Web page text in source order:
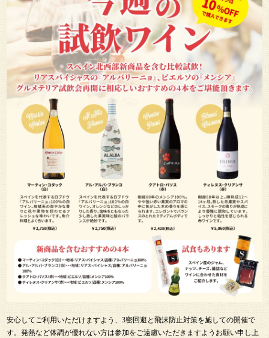
安心してご利用いただけますよう、3密回避と飛沫防止対策を施しての開催で
す。発熱など体調が優れない方は参加をご遠慮いただきますようお願い申し上